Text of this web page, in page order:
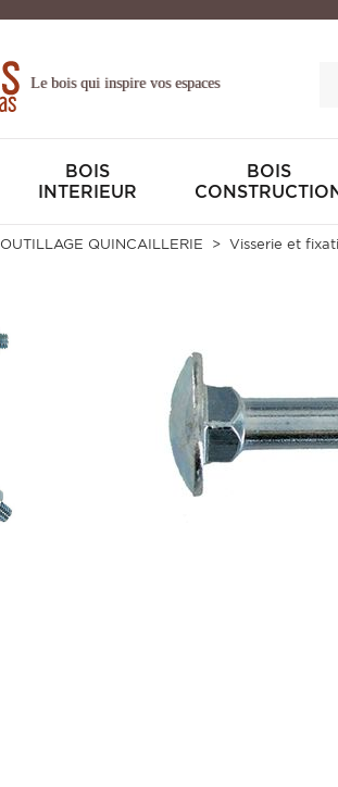
Le bois qui inspire vos espaces
BOIS
INTERIEUR
BOIS
OUTILLAGE QUINCAILLERIE Visserie et